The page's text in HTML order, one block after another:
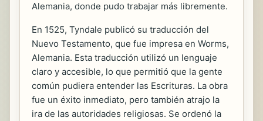
Alemania, donde pudo trabajar más libremente.
En 1525, Tyndale publicó su traducción del
Nuevo Testamento, que fue impresa en Worms,
Alemania. Esta traducción utilizó un lenguaje
claro y accesible, lo que permitió que la gente
común pudiera entender las Escrituras. La obra
fue un éxito inmediato, pero también atrajo la
ira de las autoridades religiosas. Se ordenó la